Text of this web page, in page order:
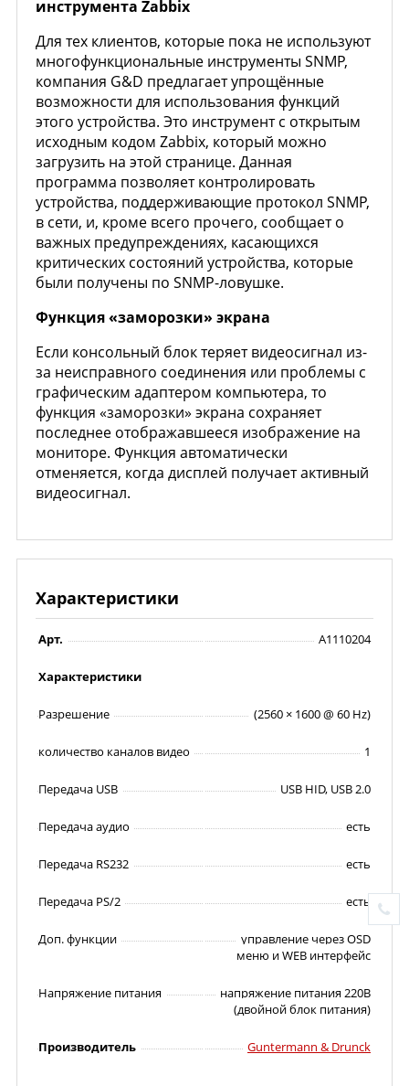
инструмента Zabbix
Для тех клиентов, которые пока не используют
многофункциональные инструменты SNMP,
компания G&D предлагает упрощённые
возможности для использования функций
этого устройства. Это инструмент с открытым
исходным кодом Zabbix, который можно
загрузить на этой странице. Данная
программа позволяет контролировать
устройства, поддерживающие протокол SNMP,
в сети, и, кроме всего прочего, сообщает о
важных предупреждениях, касающихся
критических состояний устройства, которые
были получены по SNMP-ловушке.
Функция «заморозки» экрана
Если консольный блок теряет видеосигнал из-
за неисправного соединения или проблемы с
графическим адаптером компьютера, то
функция «заморозки» экрана сохраняет
последнее отображавшееся изображение на
мониторе. Функция автоматически
отменяется, когда дисплей получает активный
видеосигнал.
Характеристики
Арт. A1110204
Характеристики
Разрешение (2560 × 1600 @ 60 Hz)
количество каналов видео 1
Передача USB USB HID, USB 2.0
Передача аудио есть
Передача RS232 есть
Передача PS/2 есть
Доп. функции
управление через OSD
меню и WEB интерфейс
Напряжение питания
напряжение питания 220В
(двойной блок питания)
Производитель Guntermann & Drunck